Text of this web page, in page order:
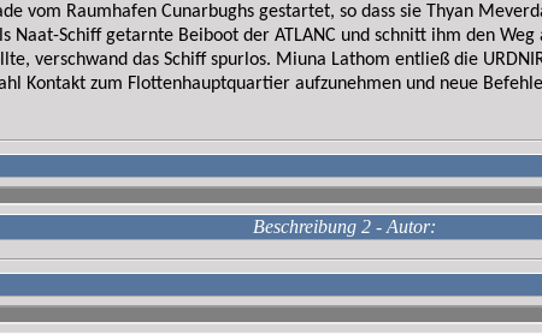
vom Raumhafen Cunarbughs gestartet, so dass sie Thyan
Naat-Schiff getarnte Beiboot der ATLANC und schnitt ihm den
verschwand das Schiff spurlos. Miuna Lathom entließ die
Kontakt zum Flottenhauptquartier aufzunehmen und neue
Beschreibung 2 - Autor: